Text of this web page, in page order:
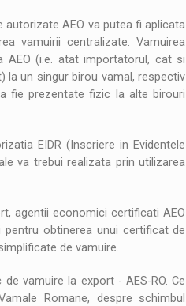
autorizate AEO va putea fi aplicata
vamuirii centralizate. Vamuirea
AEO (i.e. atat importatorul, cat si
la un singur birou vamal, respectiv
fie prezentate fizic la alte birouri
EIDR (Inscriere in Evidentele
va trebui realizata prin utilizarea
agentii economici certificati AEO
obtinerea unui certificat de
de vamuire.
vamuire la export - AES-RO. Ce
Romane, despre schimbul